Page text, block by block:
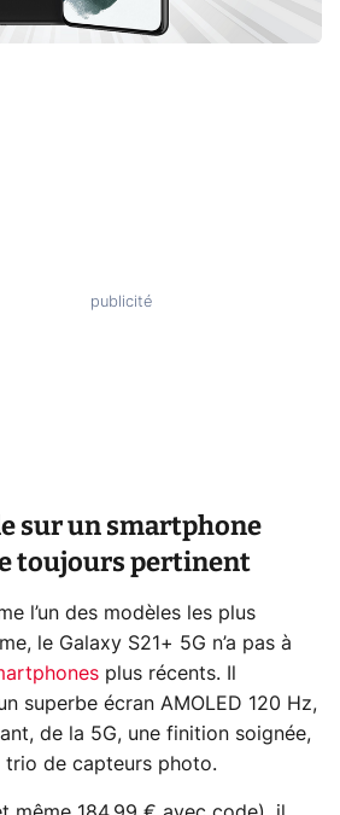
sur un smartphone
toujours pertinent
l’un des modèles les plus
le Galaxy S21+ 5G n’a pas à
plus récents. Il
superbe écran AMOLED 120 Hz,
de la 5G, une finition soignée,
trio de capteurs photo.